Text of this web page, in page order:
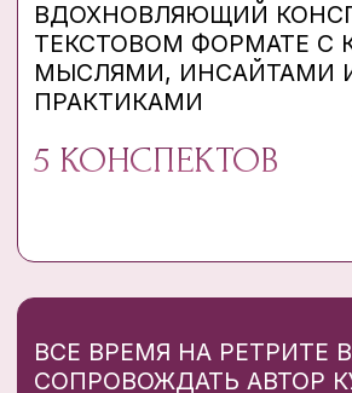
ЭКСПЕРТ-ПРОВОДНИК НА ЖЕНСКИХ
РЕТРИТАХ В США
АВТОРСКИЕ ОБУЧАЮЩИЕ ПРОГРАММЫ
ПРОШЛИ
Я ИЗУЧАЛА
БОЛЕЕ 5 000 ЖЕНЩИН
ТЕРАПИЮ
НЛП